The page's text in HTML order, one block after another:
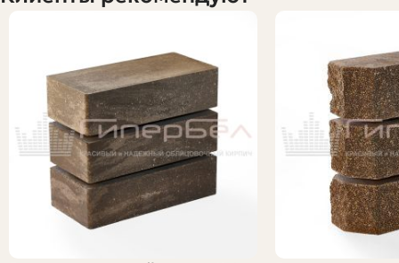
Я предпочитаю давать мастерам не голые цифры, а
методику. Так вы всегда сможете адаптироваться к
конкретной партии и толщине шва. Рассчитываем по
шагам: сначала вычисляем площадь стены в
квадратных метрах, затем определяем количество
кирпичей на 1 м2, беря в учет размер кирпича и
толщину шва.